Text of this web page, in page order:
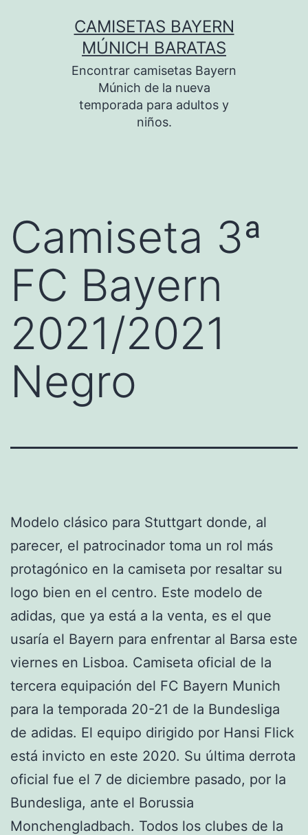
CAMISETAS BAYERN
MÚNICH BARATAS
Encontrar camisetas Bayern
Múnich de la nueva
temporada para adultos y
niños.
Camiseta 3ª
FC Bayern
2021/2021
Negro
Modelo clásico para Stuttgart donde, al
parecer, el patrocinador toma un rol más
protagónico en la camiseta por resaltar su
logo bien en el centro. Este modelo de
adidas, que ya está a la venta, es el que
usaría el Bayern para enfrentar al Barsa este
viernes en Lisboa. Camiseta oficial de la
tercera equipación del FC Bayern Munich
para la temporada 20-21 de la Bundesliga
de adidas. El equipo dirigido por Hansi Flick
está invicto en este 2020. Su última derrota
oficial fue el 7 de diciembre pasado, por la
Bundesliga, ante el Borussia
Monchengladbach. Todos los clubes de la